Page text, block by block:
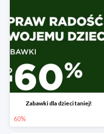
Zabawki dla dzieci taniej!
60%